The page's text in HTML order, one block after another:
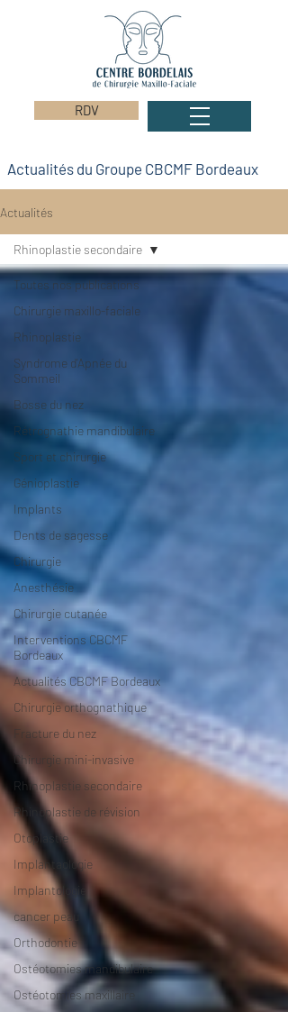
RDV
Actualités du Groupe CBCMF Bordeaux
Actualités
Toutes nos publications
Chirurgie maxillo-faciale
Rhinoplastie
Syndrome d'Apnée du
Sommeil
Bosse du nez
Rétrognathie mandibulaire
Sport et chirurgie
Génioplastie
Implants
Dents de sagesse
Chirurgie
Anesthésie
Chirurgie cutanée
Interventions CBCMF
Bordeaux
Actualités CBCMF Bordeaux
Chirurgie orthognathique
Fracture du nez
Chirurgie mini-invasive
Rhinoplastie secondaire
Rhinoplastie de révision
Otoplastie
Implantaologie
Implantologie
cancer peau
Orthodontie
Ostéotomies mandibulaire
Ostéotomies maxillaire
Rhinoplastie secondaire